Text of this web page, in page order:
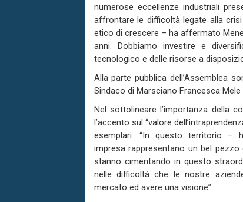
numerose eccellenze industriali
affrontare le difficoltà legate alla
etico di crescere – ha affermato
anni. Dobbiamo investire e
tecnologico e delle risorse a
Alla parte pubblica dell’Assemblea
Sindaco di Marsciano Francesca Mele
Nel sottolineare l’importanza della
l’accento sul “valore
esemplari. “In questo territorio –
impresa rappresentano un bel pezzo
stanno cimentando in questo
nelle difficoltà che le nostre
mercato ed avere una visione”.